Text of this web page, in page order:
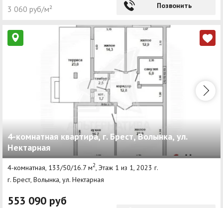
3 060 руб/м² Позвонить
4-комнатная квартира, г. Брест, Волынка, ул.
Нектарная
4-комнатная, 133/50/16.7 м2, Этаж 1 из 1, 2023 г.
г. Брест, Волынка, ул. Нектарная
553 090 руб